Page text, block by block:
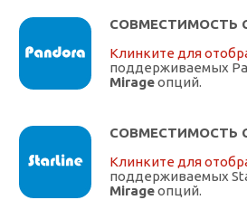
СОВМЕСТИМОСТЬ С
Клинките для
поддерживаемых
Mirageопций.
СОВМЕСТИМОСТЬ С
Клинките для
поддерживаемых
Mirageопций.